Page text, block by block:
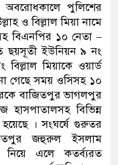
অবরোধকালে পুলিশের
ও বিল্লাল মিয়া নামে
বিএনপির ১০ নেতা –
ছয়সূতী ইউনিয়ন ৯ নং
মিয়াকে ওয়ার্ড
গেছে সময় ওসিসহ ১০
বাজিতপুর ভাগলপুর
বিভিন্ন
হয়েছে । সংঘর্ষে গুরুতর
জহুরুল ইসলাম
নিয়ে এলে কতর্ব্যরত